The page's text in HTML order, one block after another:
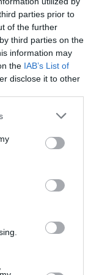
parties prior to
of the further
third parties on the
information may
the IAB’s List of
disclose it to other